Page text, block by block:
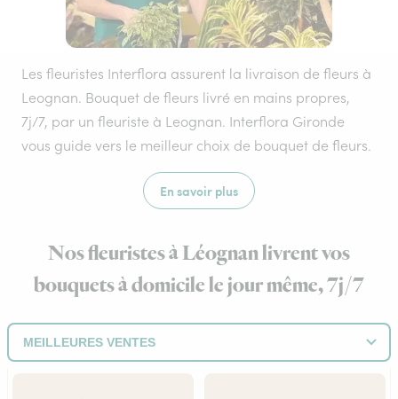
Les fleuristes Interflora assurent la livraison de fleurs à
Leognan. Bouquet de fleurs livré en mains propres,
7j/7, par un fleuriste à Leognan. Interflora Gironde
vous guide vers le meilleur choix de bouquet de fleurs.
En savoir plus
Nos fleuristes à Léognan livrent vos
bouquets à domicile le jour même, 7j/7